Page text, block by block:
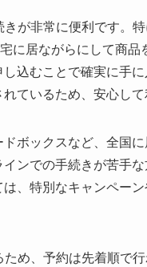
が非常に便利です。特
に居ながらにして商
込むことで確実に手
ているため、安心し
ボックスなど、全国
ンでの手続きが苦手
、特別なキャンペー
め、予約は先着順で